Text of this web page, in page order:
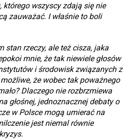
którego wszyscy zdają się nie
zauważać. I właśnie to boli
stan rzeczy, ale też cisza, jaka
mnie, że tak niewiele głosów
i środowisk związanych z
że wobec tak poważnego
Dlaczego nie rozbrzmiewa
głośnej, jednoznacznej debaty o
w Polsce mogą umierać na
jest niemal równie